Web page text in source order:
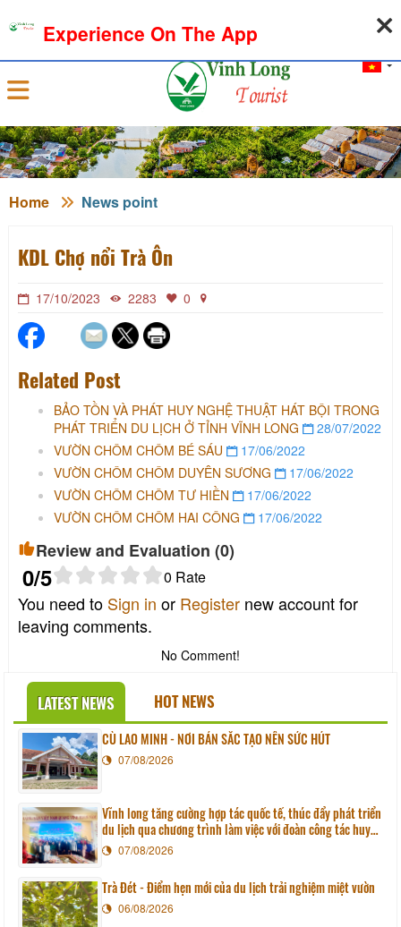
Sign in
Home News point
KDL Chợ nổi Trà Ôn
17/10/2023 2283 0
Related Post
BẢO TỒN VÀ PHÁT HUY NGHỆ THUẬT HÁT BỘI TRONG
PHÁT TRIỂN DU LỊCH Ở TỈNH VĨNH LONG
28/07/2022
VƯỜN CHÔM CHÔM BÉ SÁU
17/06/2022
VƯỜN CHÔM CHÔM DUYÊN SƯƠNG
17/06/2022
VƯỜN CHÔM CHÔM TƯ HIỀN
17/06/2022
VƯỜN CHÔM CHÔM HAI CÔNG
17/06/2022
Review and Evaluation (0)
0/5 0 Rate
You need to Sign in or Register new account for
leaving comments.
No Comment!
LATEST NEWS HOT NEWS
CÙ LAO MINH - NƠI BẢN SẮC TẠO NÊN SỨC HÚT
07/08/2026
Vĩnh long tăng cường hợp tác quốc tế, thúc đẩy phát triển
du lịch qua chương trình làm việc với đoàn công tác huyện
Sunchang (Hàn quốc)
07/08/2026
Trà Đét - Điểm hẹn mới của du lịch trải nghiệm miệt vườn
06/08/2026
Experience On The App